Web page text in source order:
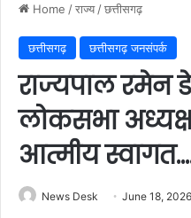
Home /राज्य /छत्तीसगढ़
छत्तीसगढ़ छत्तीसगढ़ जनसंपर्क
राज्यपाल रमेन
लोकसभा
आत्मीय
News Desk June 18, 2026